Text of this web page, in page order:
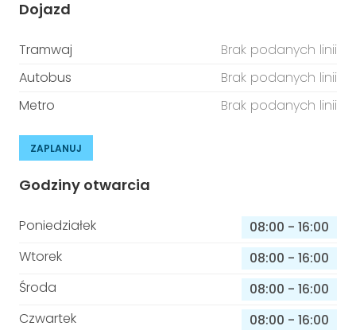
Dojazd
Tramwaj
Brak podanych linii
Autobus
Brak podanych linii
Metro
Brak podanych linii
ZAPLANUJ
Godziny otwarcia
Poniedziałek 08:00 - 16:00
Wtorek
08:00 - 16:00
Środa
08:00 - 16:00
Czwartek
08:00 - 16:00